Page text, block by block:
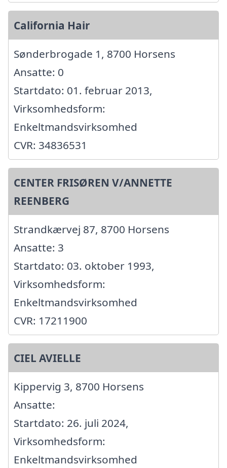
California Hair
Sønderbrogade 1, 8700 Horsens
Ansatte: 0
Startdato: 01. februar 2013,
Virksomhedsform:
Enkeltmandsvirksomhed
CVR: 34836531
CENTER FRISØREN V/ANNETTE
REENBERG
Strandkærvej 87, 8700 Horsens
Ansatte: 3
Startdato: 03. oktober 1993,
Virksomhedsform:
Enkeltmandsvirksomhed
CVR: 17211900
CIEL AVIELLE
Kippervig 3, 8700 Horsens
Ansatte:
Startdato: 26. juli 2024,
Virksomhedsform:
Enkeltmandsvirksomhed